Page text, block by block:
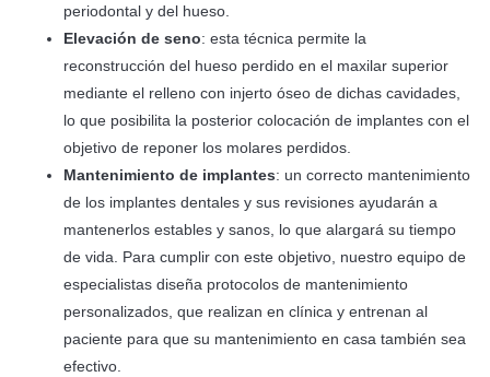
periodontal y del hueso.
Elevación de seno: esta técnica permite la
reconstrucción del hueso perdido en el maxilar superior
mediante el relleno con injerto óseo de dichas cavidades,
lo que posibilita la posterior colocación de implantes con el
objetivo de reponer los molares perdidos.
Mantenimiento de implantes: un correcto mantenimiento
de los implantes dentales y sus revisiones ayudarán a
mantenerlos estables y sanos, lo que alargará su tiempo
de vida. Para cumplir con este objetivo, nuestro equipo de
especialistas diseña protocolos de mantenimiento
personalizados, que realizan en clínica y entrenan al
paciente para que su mantenimiento en casa también sea
efectivo.